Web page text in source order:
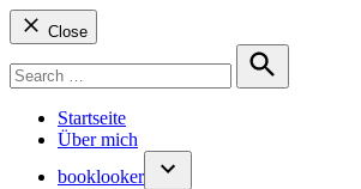
Close
for:
Search
Startseite
Über mich
booklooker